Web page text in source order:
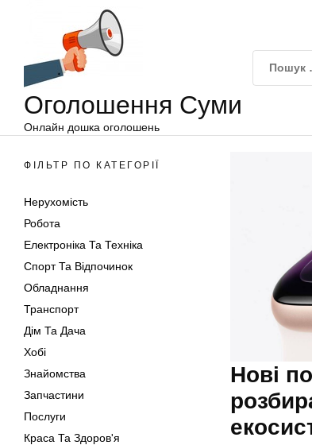
Оголошення Суми
Онлайн дошка оголошень
ФІЛЬТР ПО КАТЕГОРІЇ
Нерухомість
Робота
Електроніка Та Техніка
Спорт Та Відпочинок
Обладнання
Транспорт
Дім Та Дача
Хобі
Знайомства
Запчастини
Послуги
Краса Та Здоров'я
Нові